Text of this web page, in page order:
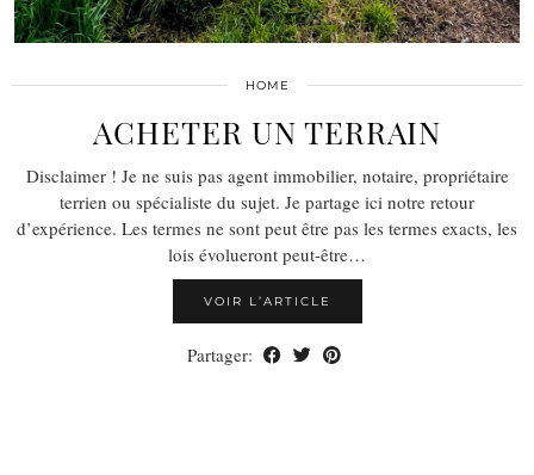
HOME
ACHETER UN TERRAIN
Disclaimer ! Je ne suis pas agent immobilier, notaire, propriétaire
terrien ou spécialiste du sujet. Je partage ici notre retour
d’expérience. Les termes ne sont peut être pas les termes exacts, les
lois évolueront peut-être…
VOIR L’ARTICLE
Partager: